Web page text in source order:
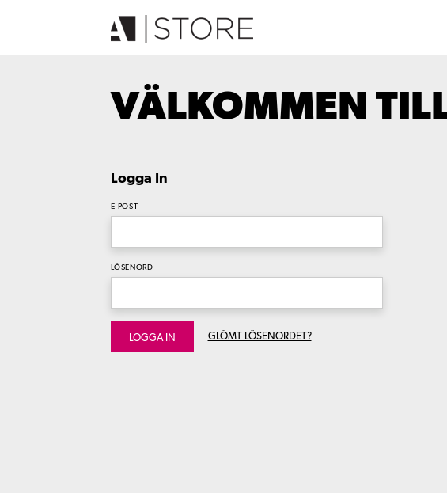
VÄLKOMMEN
Logga In
E-POST
LÖSENORD
LOGGA IN GLÖMT LÖSENORDET?